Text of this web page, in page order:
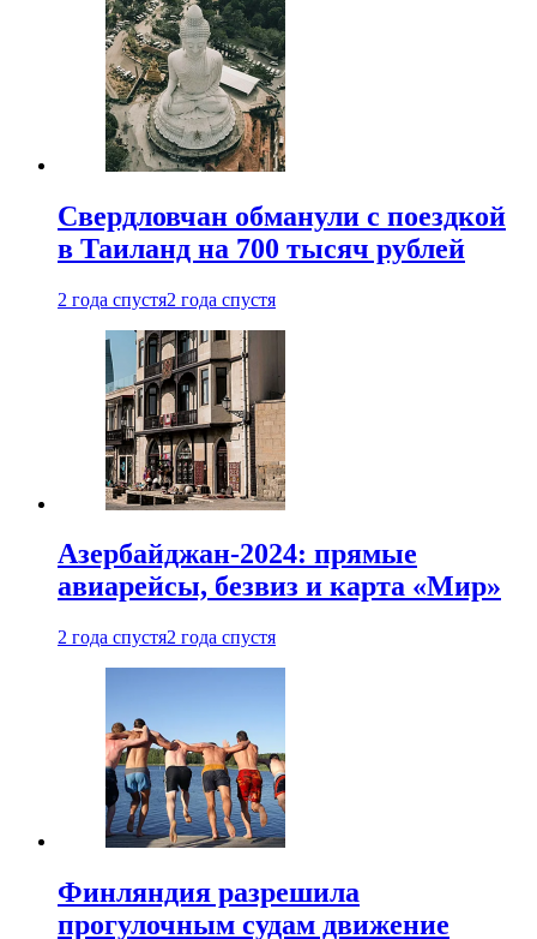
Свердловчан обманули с поездкой
в Таиланд на 700 тысяч рублей
2 года спустя2 года спустя
Азербайджан-2024: прямые
авиарейсы, безвиз и карта «Мир»
2 года спустя2 года спустя
Финляндия разрешила
прогулочным судам движение